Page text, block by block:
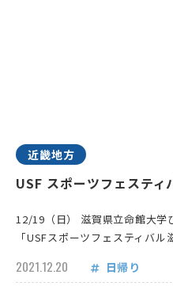
近畿地方
USF スポーツフェスティ
12/19（日） 滋賀県立命館大学
「USFスポーツフェスティバル
2021.12.20 日帰り